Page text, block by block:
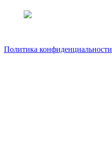
Политика конфиденциальности